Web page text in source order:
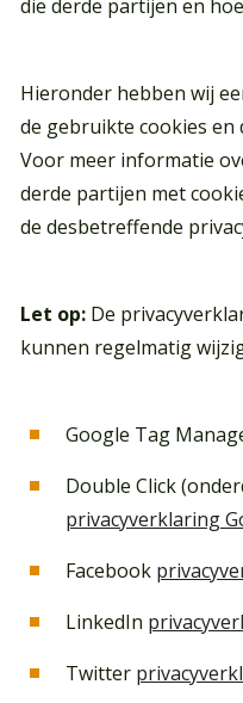
die derde partijen en
Hieronder hebben wij
de gebruikte cookies
Voor meer informatie
derde partijen met
de desbetreffende
Let op: De
kunnen regelmatig
Google Tag
Double Click
privacyverklaring
Facebook
LinkedIn
Twitter